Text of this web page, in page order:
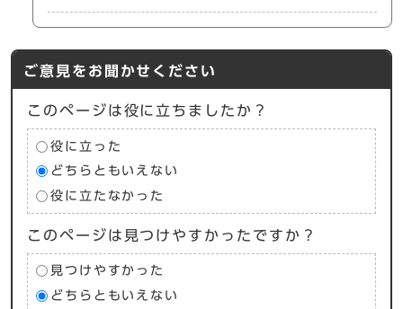
ご意見をお聞かせください
このページは役に立ちましたか？
役に立った
どちらともいえない
役に立たなかった
このページは見つけやすかったですか？
見つけやすかった
どちらともいえない